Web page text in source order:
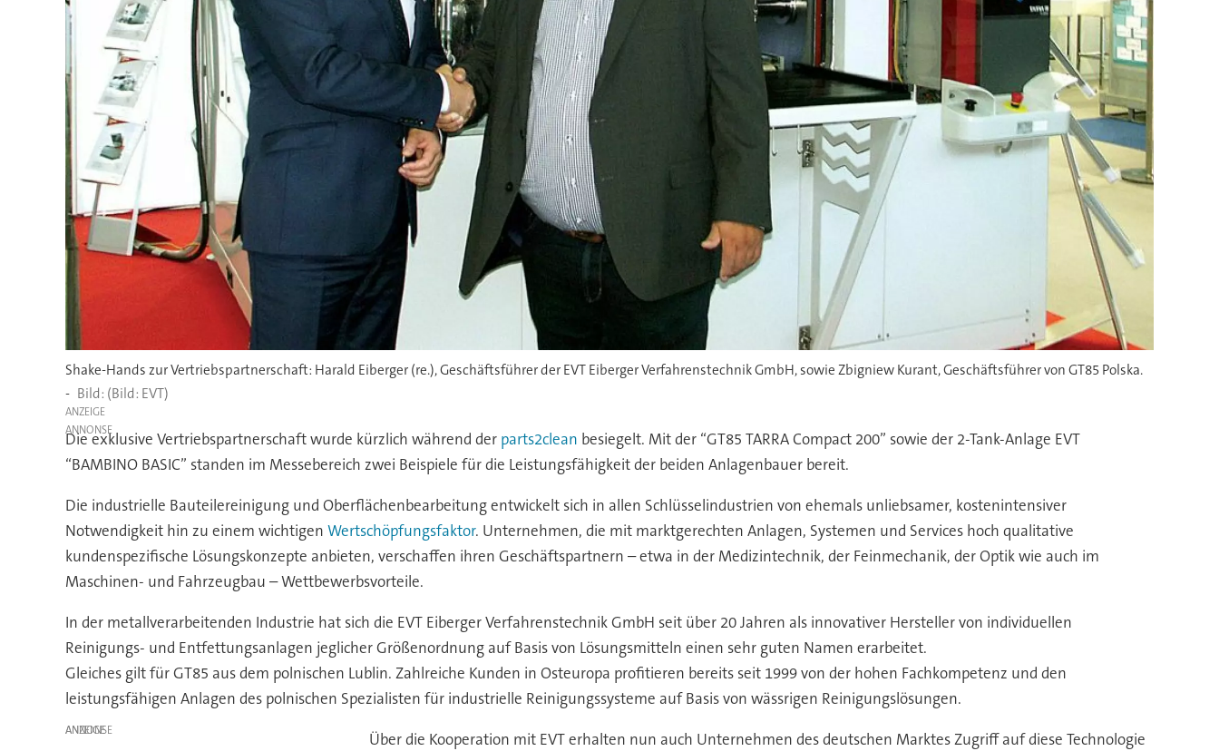
Shake-Hands zur Vertriebspartnerschaft: Harald Eiberger (re.), Geschäftsführer der EVT Eiberger Verfahrenstechnik GmbH, sowie Zbigniew Kurant, Geschäftsführer von GT85 Polska.
-
(Bild: EVT)
ANZEIGE
Die exklusive Vertriebspartnerschaft wurde kürzlich während der parts2clean besiegelt. Mit der “GT85 TARRA Compact 200” sowie der 2-Tank-Anlage EVT
“BAMBINO BASIC” standen im Messebereich zwei Beispiele für die Leistungsfähigkeit der beiden Anlagenbauer bereit.
Die industrielle Bauteilereinigung und Oberflächenbearbeitung entwickelt sich in allen Schlüsselindustrien von ehemals unliebsamer, kostenintensiver
Notwendigkeit hin zu einem wichtigen Wertschöpfungsfaktor. Unternehmen, die mit marktgerechten Anlagen, Systemen und Services hoch qualitative
kundenspezifische Lösungskonzepte anbieten, verschaffen ihren Geschäftspartnern – etwa in der Medizintechnik, der Feinmechanik, der Optik wie auch im
Maschinen- und Fahrzeugbau – Wettbewerbsvorteile.
In der metallverarbeitenden Industrie hat sich die EVT Eiberger Verfahrenstechnik GmbH seit über 20 Jahren als innovativer Hersteller von individuellen
Reinigungs- und Entfettungsanlagen jeglicher Größenordnung auf Basis von Lösungsmitteln einen sehr guten Namen erarbeitet.
Gleiches gilt für GT85 aus dem polnischen Lublin. Zahlreiche Kunden in Osteuropa profitieren bereits seit 1999 von der hohen Fachkompetenz und den
leistungsfähigen Anlagen des polnischen Spezialisten für industrielle Reinigungssysteme auf Basis von wässrigen Reinigungslösungen.
ANZEIGE
Über die Kooperation mit EVT erhalten nun auch Unternehmen des deutschen Marktes Zugriff auf diese Technologie